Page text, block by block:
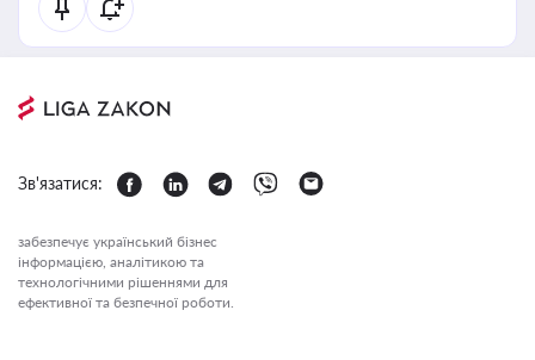
Зв'язатися:
забезпечує український бізнес
інформацією, аналітикою та
технологічними рішеннями для
ефективної та безпечної роботи.